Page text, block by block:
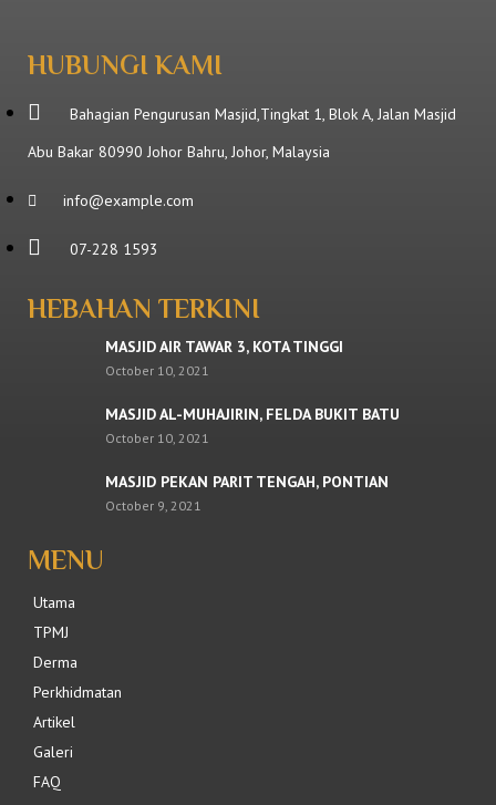
HUBUNGI KAMI
Bahagian Pengurusan Masjid,Tingkat 1, Blok A, Jalan Masjid
Abu Bakar 80990 Johor Bahru, Johor, Malaysia
info@example.com
07-228 1593
HEBAHAN TERKINI
MASJID AIR TAWAR 3, KOTA TINGGI
October 10, 2021
MASJID AL-MUHAJIRIN, FELDA BUKIT BATU
October 10, 2021
MASJID PEKAN PARIT TENGAH, PONTIAN
October 9, 2021
MENU
Utama
TPMJ
Derma
Perkhidmatan
Artikel
Galeri
FAQ